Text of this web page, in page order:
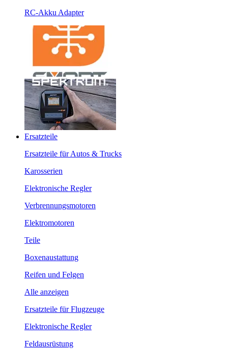
RC-Akku Adapter
Ersatzteile
Ersatzteile für Autos & Trucks
Karosserien
Elektronische Regler
Verbrennungsmotoren
Elektromotoren
Teile
Boxenaustattung
Reifen und Felgen
Alle anzeigen
Ersatzteile für Flugzeuge
Elektronische Regler
Feldausrüstung